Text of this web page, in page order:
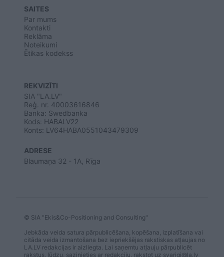
SAITES
Par mums
Kontakti
Reklāma
Noteikumi
Ētikas kodekss
REKVIZĪTI
SIA "LA.LV"
Reģ. nr. 40003616846
Banka: Swedbanka
Kods: HABALV22
Konts: LV64HABA0551043479309
ADRESE
Blaumaņa 32 - 1A, Rīga
© SIA "Ekis&Co-Positioning and Consulting"
Jebkāda veida satura pārpublicēšana, kopēšana, izplatīšana vai
citāda veida izmantošana bez iepriekšējas rakstiskas atļaujas no
LA.LV redakcijas ir aizliegta. Lai saņemtu atļauju pārpublicēt
rakstus, lūdzu, sazinieties ar redakciju, rakstot uz svarigi@la.lv